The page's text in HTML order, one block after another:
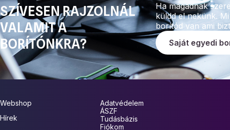
SZÍVESEN RAJZOLNÁL
VALAMIT A
BORÍTÓNKRA?
Ha magadnak
küldd el nekünk.
borítód van ami
Saját egyedi
Webshop
Hírek
Adatvédelem
ÁSZF
Tudásbázis
Fiókom